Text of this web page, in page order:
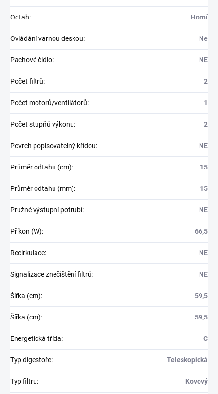
Odtah: Horní
Ovládání varnou deskou: Ne
Pachové čidlo: NE
Počet filtrů: 2
Počet motorů/ventilátorů: 1
Počet stupňů výkonu: 2
Povrch popisovatelný křídou: NE
Průměr odtahu (cm): 15
Průměr odtahu (mm): 15
Pružné výstupní potrubí: NE
Příkon (W): 66,5
Recirkulace: NE
Signalizace znečištění filtrů: NE
Šířka (cm): 59,5
Šířka (cm): 59,5
Energetická třída: C
Typ digestoře: Teleskopická
Typ filtru: Kovový